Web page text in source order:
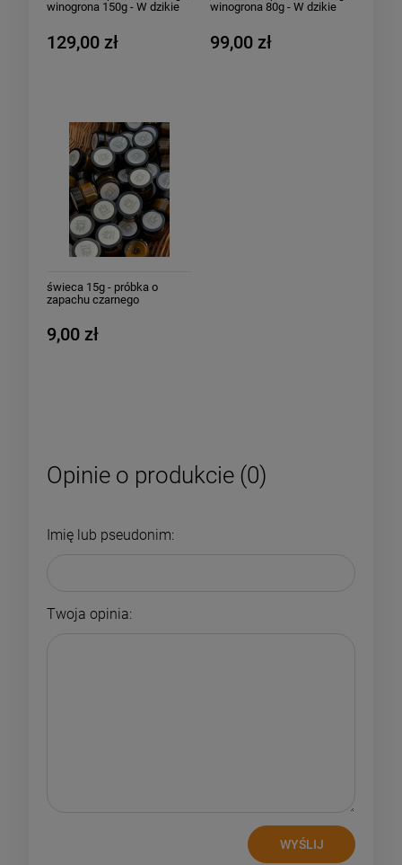
winogrona 150g - W dzikie
129,00 zł
winogrona 80g - W dzikie
99,00 zł
świeca 15g - próbka o
zapachu czarnego
9,00 zł
Opinie o produkcie (0)
Imię lub pseudonim:
Twoja opinia:
WYŚLIJ